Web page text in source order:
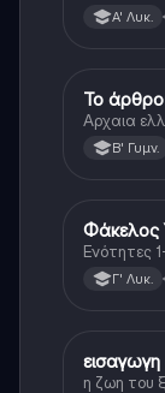
Α' Λυκ.
Αρχαία
Το άρθρο
Αρχαια
Β' Γυμν.
Αρχαία
Φάκελος
Ενότητες
Γ' Λυκ.
Αρχαία
η ζωη του